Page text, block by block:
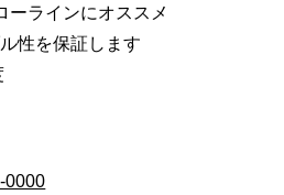
ーラインにオススメ
性を保証します
0000